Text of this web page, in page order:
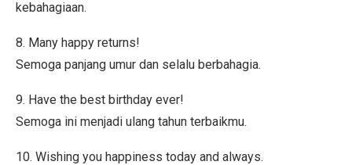
kebahagiaan.
8. Many happy returns!
Semoga panjang umur dan selalu berbahagia.
9. Have the best birthday ever!
Semoga ini menjadi ulang tahun terbaikmu.
10. Wishing you happiness today and always.